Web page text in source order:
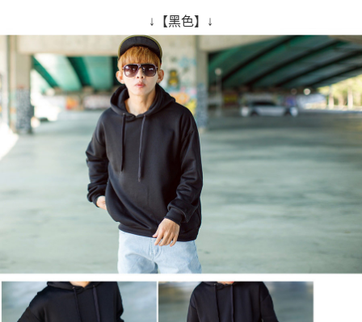
【「AFTEE先享後付」結帳流程】
１．於結帳方式選擇「AFTEE先享後付」後，將跳轉至「AFTEE先享後付」
結帳頁面，進行簡訊認證並確認金額後，即可完成結帳。
２．訂單成立數日內，您將收到繳費通知簡訊。
３．收到繳費通知簡訊後14天內，點擊此簡訊中的連結，可透過四大超商／
ATM／網路銀行／等多元方式進行付款，方視為交易完成。
※ 請注意：結帳手續完成當下不需立刻繳費，但若您需要取消訂單，請聯絡
購買商品的店家。未經商家同意取消之訂單仍視為有效，需透過AFTEE先享
後付繳納相關費用。
※ 交易是否成功請以「AFTEE先享後付 」之結帳頁面顯示為準，若有關於
是否繳費成功／繳費後需取消欲退款等相關疑問，請聯繫「AFTEE先享後付
https://netprotections.freshdesk.com/support/home
１．透過由恩沛科技股份有限公司提供之「AFTEE先享後付」服務完成之交
易，需依本服務之必要範圍內提供個人資料，並將交易相關給付款項請求債
權轉讓予恩沛科技股份有限公司。
２．關於個人資料處理事宜，請瀏覽以下網址：
https://aftee.tw/terms/#terms3
３．未成年的使用者請事先徵得法定代理人或監護人之同意方可使用
「AFTEE先享後付」，若未經同意申辦者引起之損失，本公司不負相關責
每筆NT$80，滿NT$1,800(含以上)免運費
先付款後全家取貨
每筆NT$80，滿NT$1,800(含以上)免運費
7-11付款取貨
每筆NT$80，滿NT$1,800(含以上)免運費
先付款後7-11取貨
每筆NT$80，滿NT$1,800(含以上)免運費
每筆NT$120，滿NT$3,000(含以上)免運費
↓【黑色】↓